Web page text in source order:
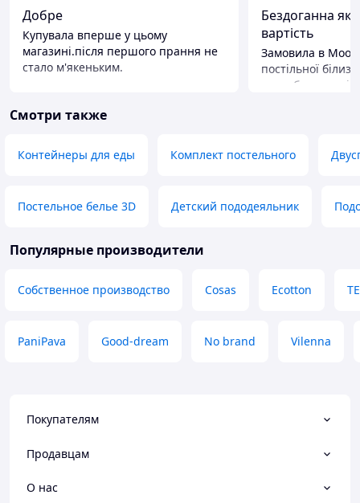
Добре
Купувала вперше у цьому
магазині.після першого прання не
стало м'якеньким.
.гарне пошиття.
Буду користуватися,згодом побачу
Бездоганна
вартість
Замовила в
постільної
сподобався
тканина ні
змінила,
осиплеться, шов
подвійний шов).
Преимущества
Смотри также
Контейнеры для еды Комплект постельного
Постельное белье 3D Детский пододеяльник
Популярные производители
Собственное производство Cosas Ecotton
PaniPava Good-dream No brand Vilenna
Покупателям
Продавцам
О нас